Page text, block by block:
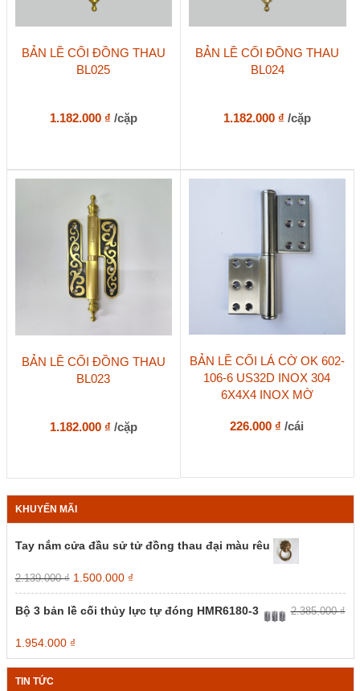
BẢN LỀ CỐI ĐỒNG THAU
BL025
1.182.000 ₫ /cặp
BẢN LỀ CỐI ĐỒNG THAU
BL024
1.182.000 ₫ /cặp
BẢN LỀ CỐI ĐỒNG THAU
BL023
1.182.000 ₫ /cặp
BẢN LỀ CỐI LÁ CỜ OK 602-
106-6 US32D INOX 304
6X4X4 INOX MỜ
226.000 ₫ /cái
KHUYẾN MÃI
Tay nắm cửa đầu sử tử đồng thau đại màu rêu
2.139.000₫ Giá
gốc
là:
2.139.000 ₫.
1.500.000 ₫Giá
hiện
là:
Bộ 3 bản lề cối thủy lực tự đóng HMR6180-3 2.385.000₫
Giá
gốc
là:
2.385.000 ₫.
1.954.000 ₫Giá
hiện
tại
TIN TỨC